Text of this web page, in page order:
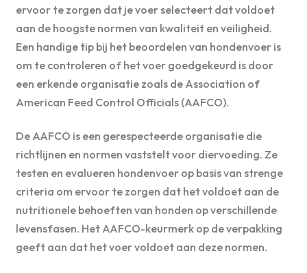
ervoor te zorgen dat je voer selecteert dat voldoet
aan de hoogste normen van kwaliteit en veiligheid.
Een handige tip bij het beoordelen van hondenvoer is
om te controleren of het voer goedgekeurd is door
een erkende organisatie zoals de Association of
American Feed Control Officials (AAFCO).
De AAFCO is een gerespecteerde organisatie die
richtlijnen en normen vaststelt voor diervoeding. Ze
testen en evalueren hondenvoer op basis van strenge
criteria om ervoor te zorgen dat het voldoet aan de
nutritionele behoeften van honden op verschillende
levensfasen. Het AAFCO-keurmerk op de verpakking
geeft aan dat het voer voldoet aan deze normen.